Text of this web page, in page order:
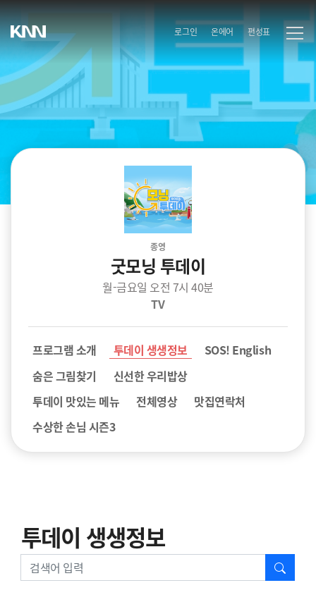
로그인 온에어 편성표
굿모닝 투데이
종영
월-금요일 오전 7시 40분
TV
프로그램 소개 투데이 생생정보
SOS! English
숨은 그림찾기
신선한 우리밥상
투데이 맛있는 메뉴
전체영상
맛집연락처
수상한 손님 시즌3
투데이 생생정보